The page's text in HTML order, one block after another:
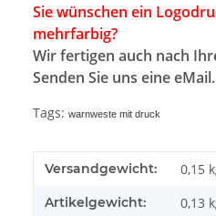
Sie wünschen ein
mehrfarbig?
Wir fertigen auch nach
Senden Sie uns eine eMail.
Tags: warnweste mit druck
Versandgewicht: 0,15
Artikelgewicht: 0,13